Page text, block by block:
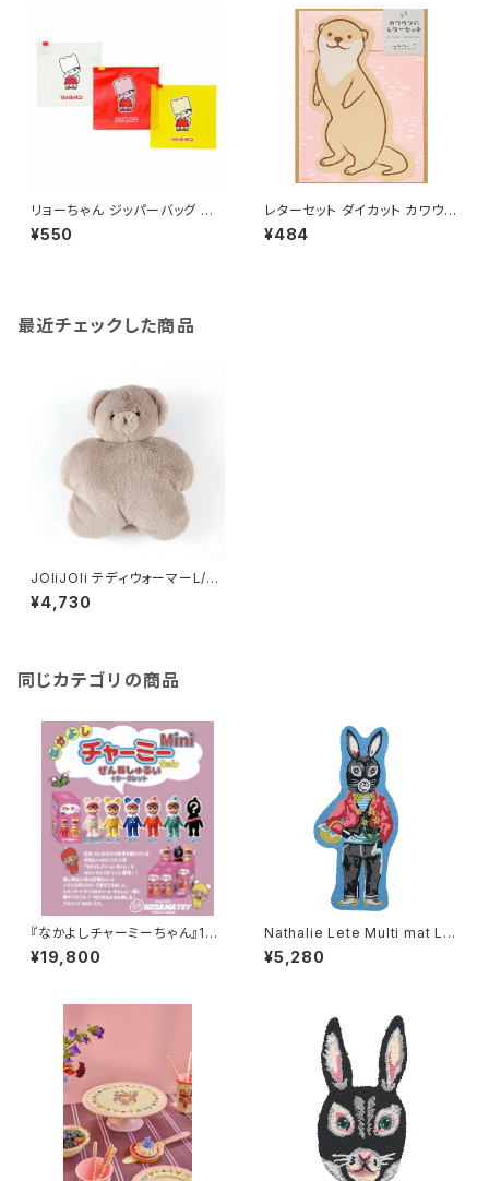
リョーちゃん ジッパーバッグ M
（6枚入り）
¥550
レターセット ダイカット カワウソ
柄
¥484
最近チェックした商品
JOliJOli テディウォーマーL/BE
01
¥4,730
同じカテゴリの商品
『なかよしチャーミーちゃん』15c
mのMiniブラインドBOX ６個
入りセット
¥19,800
Nathalie Lete Multi mat L R
EGLISSE
¥5,280